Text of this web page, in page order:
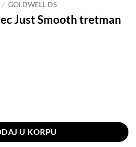
/ GOLDWELL DS
Just Smooth tretman
tretman 200 ml količina
U KORPU